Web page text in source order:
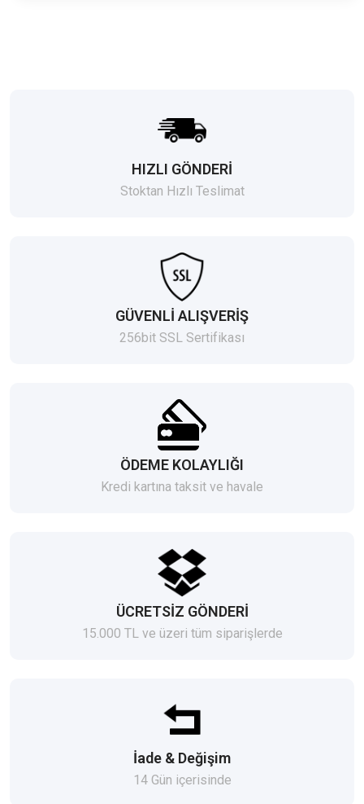
HIZLI GÖNDERİ
Stoktan Hızlı Teslimat
GÜVENLİ ALIŞVERİŞ
256bit SSL Sertifikası
ÖDEME KOLAYLIĞI
Kredi kartına taksit ve havale
ÜCRETSİZ GÖNDERİ
15.000 TL ve üzeri tüm siparişlerde
İade & Değişim
14 Gün içerisinde